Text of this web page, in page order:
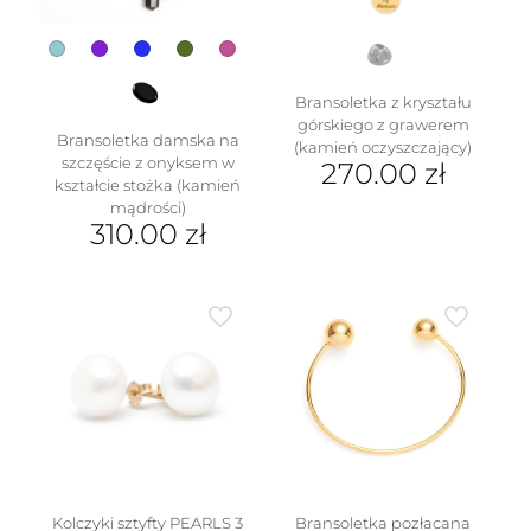
produktu
Bransoletka damska na
szczęście z onyksem w
kształcie stożka (kamień
mądrości)
310.00 zł
Opcje
można
wybrać
Bransoletka z kryształu
górskiego z grawerem
(kamień oczyszczający)
270.00 zł
Kolczyki sztyfty PEARLS 3
Bransoletka pozłacana